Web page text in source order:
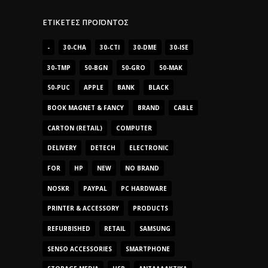
ΕΤΙΚΈΤΕΣ ΠΡΟΪΌΝΤΟΣ
- 30-CHA 30-CTI 30-DME 30-ISE
30-TMP 50-BGN 50-GRO 50-MAK
50-PUC APPLE BANK BLACK
BOOK MAGNET & FANCY BRAND CABLE
CARTON (RETAIL) COMPUTER
DELIVERY DETECH ELECTRONIC
FOR HP NEW NO BRAND
NOSKR PAYPAL PC HARDWARE
PRINTER & ACCESSORY PRODUCTS
REFURBISHED RETAIL SAMSUNG
SENSO ACCESSORIES SMARTPHONE